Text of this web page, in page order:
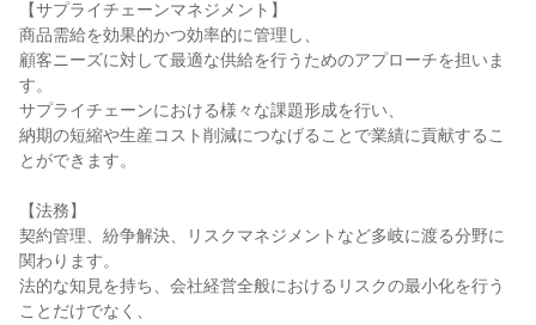
【サプライチェーンマネジメント】
商品需給を効果的かつ効率的に管理し、
顧客ニーズに対して最適な供給を行うためのアプローチを担いま
す。
サプライチェーンにおける様々な課題形成を行い、
納期の短縮や生産コスト削減につなげることで業績に貢献するこ
とができます。
【法務】
契約管理、紛争解決、リスクマネジメントなど多岐に渡る分野に
関わります。
法的な知見を持ち、会社経営全般におけるリスクの最小化を行う
ことだけでなく、